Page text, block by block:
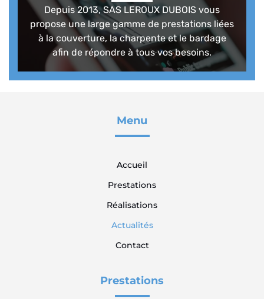
Depuis 2013, SAS LEROUX DUBOIS vous
propose une large gamme de prestations liées
à la couverture, la charpente et le bardage
afin de répondre à tous vos besoins.
Menu
Accueil
Prestations
Réalisations
Actualités
Contact
Prestations